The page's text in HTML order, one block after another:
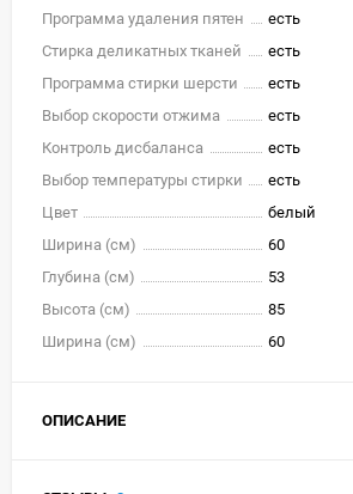
Программа удаления пятен
есть
Стирка деликатных тканей
есть
Программа стирки шерсти
есть
Выбор скорости отжима
есть
Контроль дисбаланса
есть
Выбор температуры стирки
есть
Цвет
белый
Ширина (см)
60
Глубина (см)
53
Высота (см)
85
Ширина (см)
60
ОПИСАНИЕ